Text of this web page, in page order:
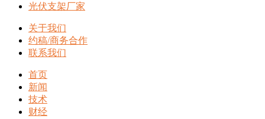
光伏支架厂家
关于我们
约稿/商务合作
联系我们
首页
新闻
技术
财经